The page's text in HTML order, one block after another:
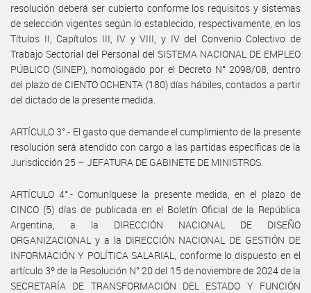
resolución deberá ser cubierto conforme los requisitos y sistemas
de selección vigentes según lo establecido, respectivamente, en los
Títulos II, Capítulos III, IV y VIII, y IV del Convenio Colectivo de
Trabajo Sectorial del Personal del SISTEMA NACIONAL DE EMPLEO
PÚBLICO (SINEP), homologado por el Decreto N° 2098/08, dentro
del plazo de CIENTO OCHENTA (180) días hábiles, contados a partir
del dictado de la presente medida.
ARTÍCULO 3°.- El gasto que demande el cumplimiento de la presente
resolución será atendido con cargo a las partidas específicas de la
Jurisdicción 25 – JEFATURA DE GABINETE DE MINISTROS.
ARTÍCULO 4°.- Comuníquese la presente medida, en el plazo de
CINCO (5) días de publicada en el Boletín Oficial de la República
Argentina, a la DIRECCIÓN NACIONAL DE DISEÑO
ORGANIZACIONAL y a la DIRECCIÓN NACIONAL DE GESTIÓN DE
INFORMACIÓN Y POLÍTICA SALARIAL, conforme lo dispuesto en el
artículo 3º de la Resolución N° 20 del 15 de noviembre de 2024 de la
SECRETARÍA DE TRANSFORMACIÓN DEL ESTADO Y FUNCIÓN